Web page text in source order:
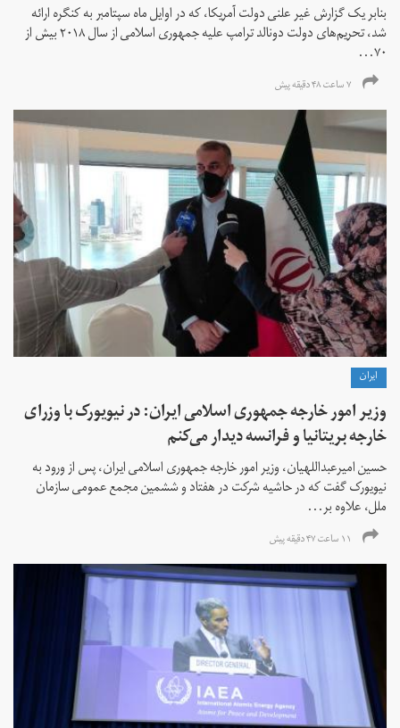
بنابر یک گزارش غیر علنی دولت آمریکا، که در اوایل ماه سپتامبر به کنگره ارائه
شد، تحریم‌های دولت دونالد ترامپ علیه جمهوری اسلامی از سال ۲۰۱۸ بیش از
۷۰...
۷ ساعت ۴۸ دقیقه پیش
ايران
وزیر امور خارجه جمهوری اسلامی ایران: در نیویورک با وزرای
خارجه بریتانیا و فرانسه دیدار می‌کنم
حسین امیرعبداللهیان، وزیر امور خارجه جمهوری اسلامی ایران، پس از ورود به
نیویورک گفت که در حاشیه شرکت در هفتاد و ششمین مجمع عمومی سازمان
ملل، علاوه بر...
۱۱ ساعت ۴۷ دقیقه پیش